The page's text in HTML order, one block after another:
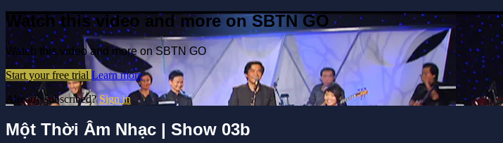
Watch this video and more on SBTN GO
Watch this video and more on SBTN GO
Start your free trial Learn more
Already subscribed? Sign in
Một Thời Âm Nhạc | Show 03b